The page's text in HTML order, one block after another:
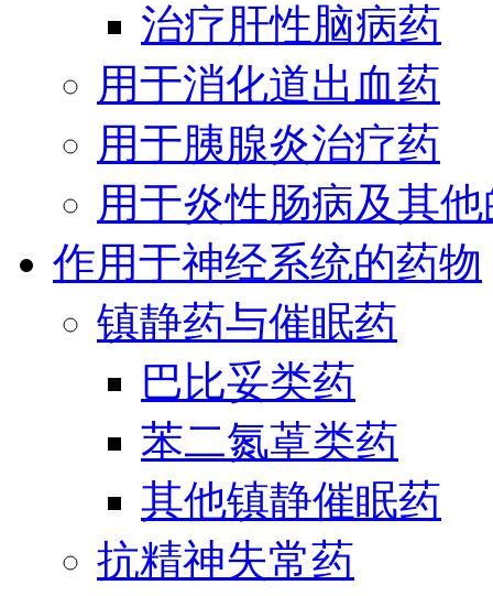
治疗肝性脑病药
用于消化道出血药
用于胰腺炎治疗药
用于炎性肠病及其
作用于神经系统的药物
镇静药与催眠药
巴比妥类药
苯二氮䓬类药
其他镇静催眠药
抗精神失常药